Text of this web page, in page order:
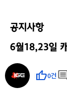
공지사항
6월18,23일
thumb_up0건 comment